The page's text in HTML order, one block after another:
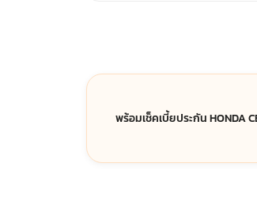
พร้อมเช็คเบี้ยประกัน HONDA